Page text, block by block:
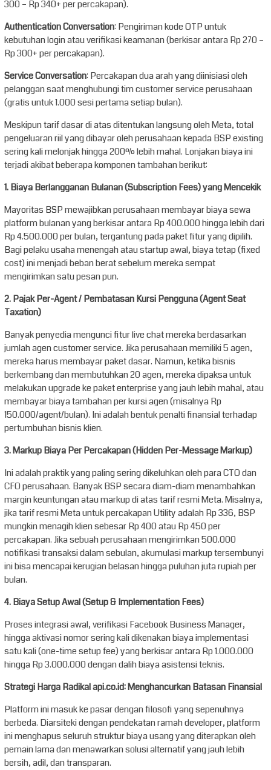
300 – Rp 340+ per percakapan).
Authentication Conversation: Pengiriman kode OTP untuk
kebutuhan login atau verifikasi keamanan (berkisar antara Rp 270 –
Rp 300+ per percakapan).
Service Conversation: Percakapan dua arah yang diinisiasi oleh
pelanggan saat menghubungi tim customer service perusahaan
(gratis untuk 1.000 sesi pertama setiap bulan).
Meskipun tarif dasar di atas ditentukan langsung oleh Meta, total
pengeluaran riil yang dibayar oleh perusahaan kepada BSP existing
sering kali melonjak hingga 200% lebih mahal. Lonjakan biaya ini
terjadi akibat beberapa komponen tambahan berikut:
1. Biaya Berlangganan Bulanan (Subscription Fees) yang Mencekik
Mayoritas BSP mewajibkan perusahaan membayar biaya sewa
platform bulanan yang berkisar antara Rp 400.000 hingga lebih dari
Rp 4.500.000 per bulan, tergantung pada paket fitur yang dipilih.
Bagi pelaku usaha menengah atau startup awal, biaya tetap (fixed
cost) ini menjadi beban berat sebelum mereka sempat
mengirimkan satu pesan pun.
2. Pajak Per-Agent / Pembatasan Kursi Pengguna (Agent Seat
Taxation)
Banyak penyedia mengunci fitur live chat mereka berdasarkan
jumlah agen customer service. Jika perusahaan memiliki 5 agen,
mereka harus membayar paket dasar. Namun, ketika bisnis
berkembang dan membutuhkan 20 agen, mereka dipaksa untuk
melakukan upgrade ke paket enterprise yang jauh lebih mahal, atau
membayar biaya tambahan per kursi agen (misalnya Rp
150.000/agent/bulan). Ini adalah bentuk penalti finansial terhadap
pertumbuhan bisnis klien.
3. Markup Biaya Per Percakapan (Hidden Per-Message Markup)
Ini adalah praktik yang paling sering dikeluhkan oleh para CTO dan
CFO perusahaan. Banyak BSP secara diam-diam menambahkan
margin keuntungan atau markup di atas tarif resmi Meta. Misalnya,
jika tarif resmi Meta untuk percakapan Utility adalah Rp 336, BSP
mungkin menagih klien sebesar Rp 400 atau Rp 450 per
percakapan. Jika sebuah perusahaan mengirimkan 500.000
notifikasi transaksi dalam sebulan, akumulasi markup tersembunyi
ini bisa mencapai kerugian belasan hingga puluhan juta rupiah per
bulan.
4. Biaya Setup Awal (Setup & Implementation Fees)
Proses integrasi awal, verifikasi Facebook Business Manager,
hingga aktivasi nomor sering kali dikenakan biaya implementasi
satu kali (one-time setup fee) yang berkisar antara Rp 1.000.000
hingga Rp 3.000.000 dengan dalih biaya asistensi teknis.
Strategi Harga Radikal api.co.id: Menghancurkan Batasan Finansial
Platform ini masuk ke pasar dengan filosofi yang sepenuhnya
berbeda. Diarsiteki dengan pendekatan ramah developer, platform
ini menghapus seluruh struktur biaya usang yang diterapkan oleh
pemain lama dan menawarkan solusi alternatif yang jauh lebih
bersih, adil, dan transparan.